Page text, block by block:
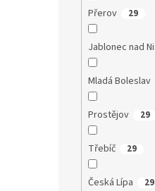
Přerov 29
Jablonec nad
Mladá Boleslav
Prostějov 29
Třebíč 29
Česká Lípa 29